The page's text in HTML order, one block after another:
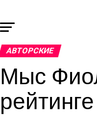
АВТОРСКИЕ
Мыс